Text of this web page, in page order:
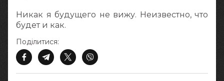
Никак я будущего не вижу. Неизвестно, что
будет и как.
Поділитися: